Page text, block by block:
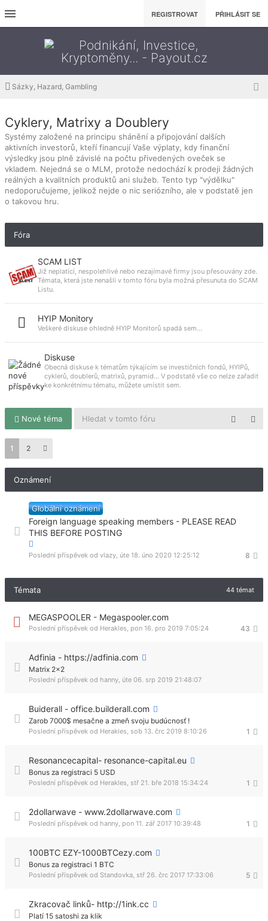
REGISTROVAT PŘIHLÁSIT SE
Sázky, Hazard, Gambling
Cyklery, Matrixy a Doublery
Systémy založené na principu shánění a připojování dalších
aktivních investorů, kteří financují Vaše výplaty, kdy finanční
výsledky jsou plně závislé na počtu přivedených oveček se
vkladem. Nejedná se o MLM, protože nedochází k prodeji žádných
reálných a kvalitních produktů ani služeb. Tento typ "výdělku"
nedoporučujeme, jelikož nejde o nic seriózního, ale v podstatě jen
o takovou hru.
Fóra
SCAM LIST
Již neplatící, nespolehlivé nebo nezajímavé firmy jsou přesouvány zde.
Témata, která jste nenašli v tomto fóru byla možná přesunuta do SCAM
Listu.
HYIP Monitory
Veškeré diskuse ohledně HYIP Monitorů spadá sem...
Diskuse
Obecná diskuse k tématům týkajícím se investičních fondů, HYIPů,
cyklerů, doublerů, matrixů, pyramid... V podstatě vše co nelze zařadit
ke konkrétnímu tématu, můžete umístit sem.
Nové téma
1 2
Oznámení
Globální oznámení
Foreign language speaking members - PLEASE READ
THIS BEFORE POSTING
8
Poslední příspěvek od vlazy, úte 18. úno 2020 12:25:12
Témata 44 témat
MEGASPOOLER - Megaspooler.com
43
Poslední příspěvek od Herakles, pon 16. pro 2019 7:05:24
Adfinia - https://adfinia.com
Matrix 2x2
Poslední příspěvek od hanny, úte 06. srp 2019 21:48:07
Buiderall - office.builderall.com
Zarob 7000$ mesačne a zmeň svoju budúcnosť !
1
Poslední příspěvek od Herakles, sob 13. črc 2019 8:10:26
Resonancecapital- resonance-capital.eu
Bonus za registraci 5 USD
1
Poslední příspěvek od Herakles, stř 21. bře 2018 15:34:24
2dollarwave - www.2dollarwave.com
1
Poslední příspěvek od hanny, pon 11. zář 2017 10:39:48
100BTC EZY-1000BTCezy.com
Bonus za registraci 1 BTC
5
Poslední příspěvek od Standovka, stř 26. črc 2017 17:33:06
Zkracovač linků- http://1ink.cc
Platí 15 satoshi za klik